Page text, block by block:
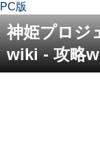
PC版
神姫プロジ
wiki - 攻略